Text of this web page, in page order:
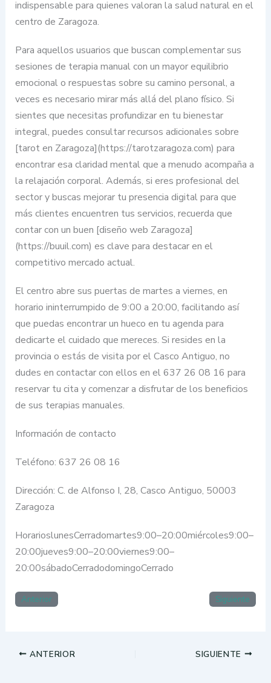
indispensable para quienes valoran la salud natural en el
centro de Zaragoza.
Para aquellos usuarios que buscan complementar sus
sesiones de terapia manual con un mayor equilibrio
emocional o respuestas sobre su camino personal, a
veces es necesario mirar más allá del plano físico. Si
sientes que necesitas profundizar en tu bienestar
integral, puedes consultar recursos adicionales sobre
[tarot en Zaragoza](https://tarotzaragoza.com) para
encontrar esa claridad mental que a menudo acompaña a
la relajación corporal. Además, si eres profesional del
sector y buscas mejorar tu presencia digital para que
más clientes encuentren tus servicios, recuerda que
contar con un buen [diseño web Zaragoza]
(https://buuil.com) es clave para destacar en el
competitivo mercado actual.
El centro abre sus puertas de martes a viernes, en
horario ininterrumpido de 9:00 a 20:00, facilitando así
que puedas encontrar un hueco en tu agenda para
dedicarte el cuidado que mereces. Si resides en la
provincia o estás de visita por el Casco Antiguo, no
dudes en contactar con ellos en el 637 26 08 16 para
reservar tu cita y comenzar a disfrutar de los beneficios
de sus terapias manuales.
Información de contacto
Teléfono: 637 26 08 16
Dirección: C. de Alfonso I, 28, Casco Antiguo, 50003
Zaragoza
HorarioslunesCerradomartes9:00–20:00miércoles9:00–
20:00jueves9:00–20:00viernes9:00–
20:00sábadoCerradodomingoCerrado
Anterior Siguiente
ANTERIOR SIGUIENTE